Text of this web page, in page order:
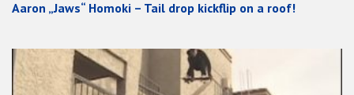
Aaron „Jaws“ Homoki – Tail drop kickflip on a roof!